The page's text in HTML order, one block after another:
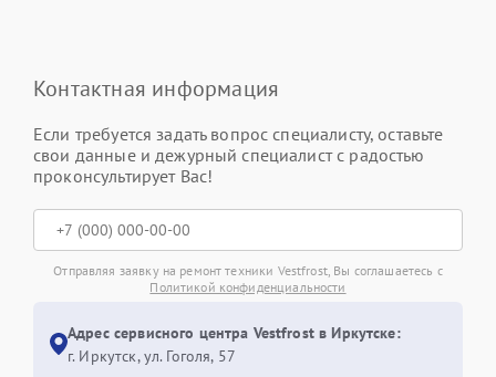
Контактная информация
Если требуется задать вопрос специалисту, оставьте
свои данные и дежурный специалист с радостью
проконсультирует Вас!
Отправляя заявку на ремонт техники Vestfrost, Вы соглашаетесь с
Политикой конфиденциальности
Адрес сервисного центра Vestfrost в Иркутске:
г. Иркутск, ул. ​Гоголя, 57